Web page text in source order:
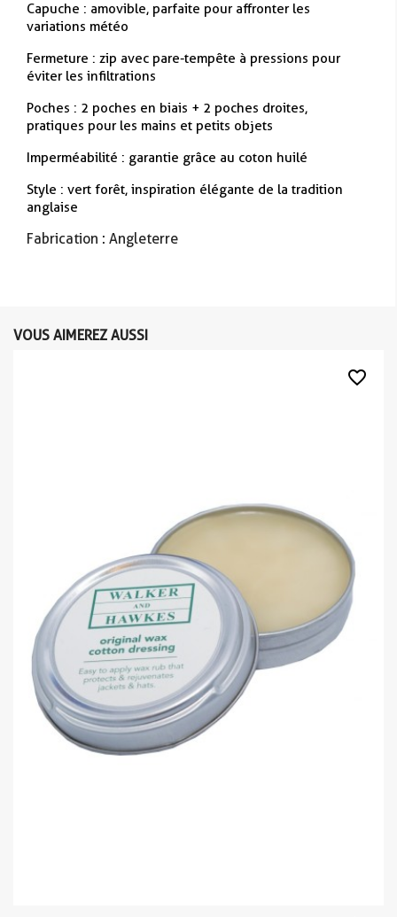
Capuche : amovible, parfaite pour affronter les
variations météo
Fermeture : zip avec pare-tempête à pressions pour
éviter les infiltrations
Poches : 2 poches en biais + 2 poches droites,
pratiques pour les mains et petits objets
Imperméabilité : garantie grâce au coton huilé
Style : vert forêt, inspiration élégante de la tradition
anglaise
Fabrication : Angleterre
VOUS AIMEREZ AUSSI
favorite_border